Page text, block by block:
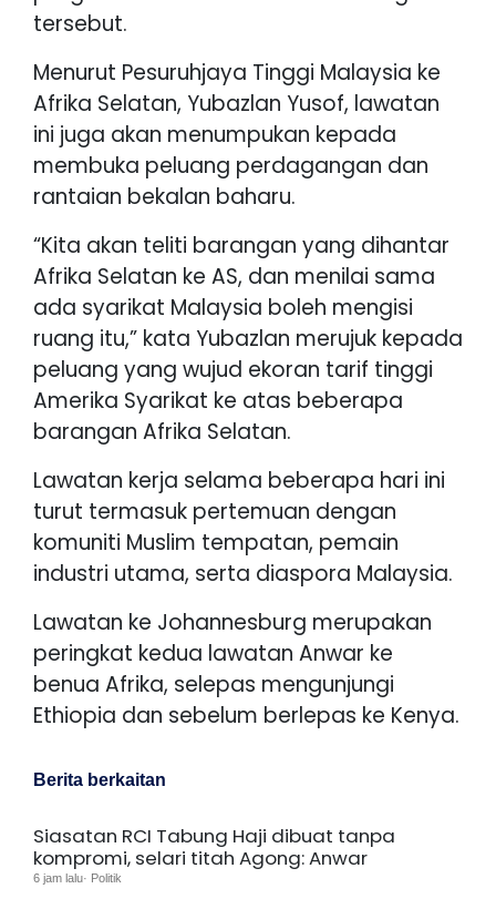
tersebut.
Menurut Pesuruhjaya Tinggi Malaysia ke
Afrika Selatan, Yubazlan Yusof, lawatan
ini juga akan menumpukan kepada
membuka peluang perdagangan dan
rantaian bekalan baharu.
“Kita akan teliti barangan yang dihantar
Afrika Selatan ke AS, dan menilai sama
ada syarikat Malaysia boleh mengisi
ruang itu,” kata Yubazlan merujuk kepada
peluang yang wujud ekoran tarif tinggi
Amerika Syarikat ke atas beberapa
barangan Afrika Selatan.
Lawatan kerja selama beberapa hari ini
turut termasuk pertemuan dengan
komuniti Muslim tempatan, pemain
industri utama, serta diaspora Malaysia.
Lawatan ke Johannesburg merupakan
peringkat kedua lawatan Anwar ke
benua Afrika, selepas mengunjungi
Ethiopia dan sebelum berlepas ke Kenya.
Berita berkaitan
Siasatan RCI Tabung Haji dibuat tanpa
kompromi, selari titah Agong: Anwar
6 jam lalu· Politik